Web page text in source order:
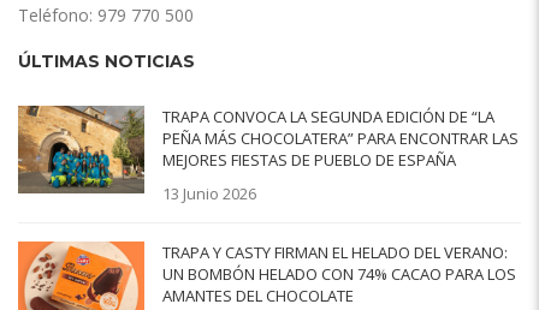
Teléfono: 979 770 500
ÚLTIMAS NOTICIAS
TRAPA CONVOCA LA SEGUNDA EDICIÓN DE “LA
PEÑA MÁS CHOCOLATERA” PARA ENCONTRAR LAS
MEJORES FIESTAS DE PUEBLO DE ESPAÑA
13 Junio 2026
TRAPA Y CASTY FIRMAN EL HELADO DEL VERANO:
UN BOMBÓN HELADO CON 74% CACAO PARA LOS
AMANTES DEL CHOCOLATE